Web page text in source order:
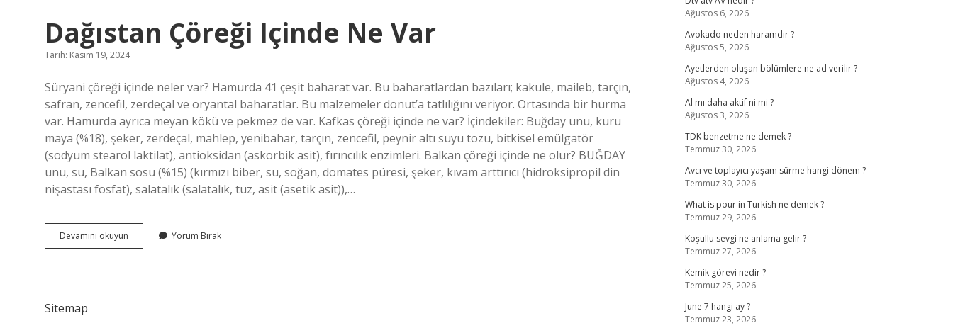
Dağıstan Çöreği Içinde Ne Var
Tarih: Kasım 19, 2024
Süryani çöreği içinde neler var? Hamurda 41 çeşit baharat var. Bu baharatlardan bazıları; kakule, maileb, tarçın,
safran, zencefil, zerdeçal ve oryantal baharatlar. Bu malzemeler donut’a tatlılığını veriyor. Ortasında bir hurma
var. Hamurda ayrıca meyan kökü ve pekmez de var. Kafkas çöreği içinde ne var? İçindekiler: Buğday unu, kuru
maya (%18), şeker, zerdeçal, mahlep, yenibahar, tarçın, zencefil, peynir altı suyu tozu, bitkisel emülgatör
(sodyum stearol laktilat), antioksidan (askorbik asit), fırıncılık enzimleri. Balkan çöreği içinde ne olur? BUĞDAY
unu, su, Balkan sosu (%15) (kırmızı biber, su, soğan, domates püresi, şeker, kıvam arttırıcı (hidroksipropil din
nişastası fosfat), salatalık (salatalık, tuz, asit (asetik asit)),…
Devamını okuyun Dağıstan
Çöreği
Yorum Bırak
Sitemap
Ağustos 6, 2026
Avokado neden haramdır ?
Ağustos 5, 2026
Ayetlerden oluşan bölümlere ne ad verilir ?
Ağustos 4, 2026
Al mı daha aktif ni mi ?
Ağustos 3, 2026
TDK benzetme ne demek ?
Temmuz 30, 2026
Avcı ve toplayıcı yaşam sürme hangi dönem ?
Temmuz 30, 2026
What is pour in Turkish ne demek ?
Temmuz 29, 2026
Koşullu sevgi ne anlama gelir ?
Temmuz 27, 2026
Kemik görevi nedir ?
Temmuz 25, 2026
June 7 hangi ay ?
Temmuz 23, 2026